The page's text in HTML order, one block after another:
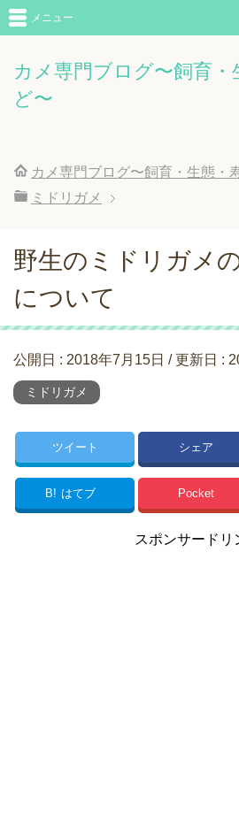
カメ専門ブログ〜飼育・
ど〜
メニュー
カメ専門ブログ〜飼育・生態・
ミドリガメ
野生のミドリガメ
について
公開日 : 2018年7月15日 / 更新日 :
ミドリガメ
ツイート シェア
B! はてブ Pocket
スポンサードリ